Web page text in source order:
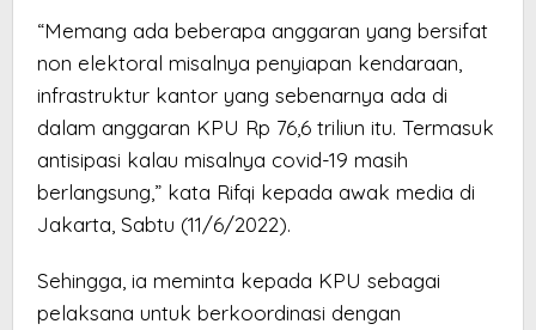
“Memang ada beberapa anggaran yang bersifat
non elektoral misalnya penyiapan kendaraan,
infrastruktur kantor yang sebenarnya ada di
dalam anggaran KPU Rp 76,6 triliun itu. Termasuk
antisipasi kalau misalnya covid-19 masih
berlangsung,” kata Rifqi kepada awak media di
Jakarta, Sabtu (11/6/2022).
Sehingga, ia meminta kepada KPU sebagai
pelaksana untuk berkoordinasi dengan